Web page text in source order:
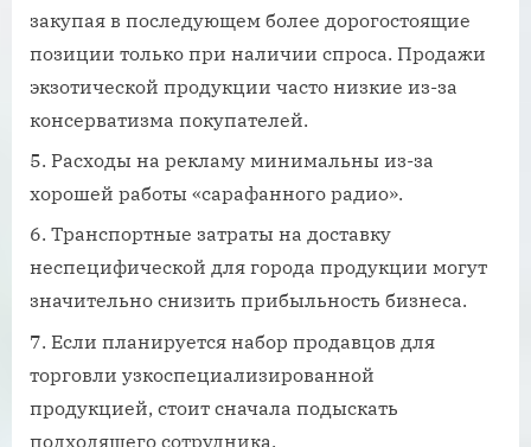
закупая в последующем более дорогостоящие
позиции только при наличии спроса. Продажи
экзотической продукции часто низкие из-за
консерватизма покупателей.
Расходы на рекламу минимальны из-за
хорошей работы «сарафанного радио».
Транспортные затраты на доставку
неспецифической для города продукции могут
значительно снизить прибыльность бизнеса.
Если планируется набор продавцов для
торговли узкоспециализированной
продукцией, стоит сначала подыскать
подходящего сотрудника.